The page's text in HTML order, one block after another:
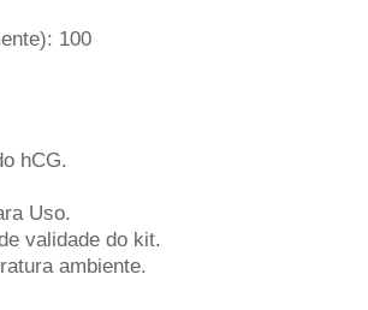
100
hCG.
Uso.
validade do kit.
ambiente.